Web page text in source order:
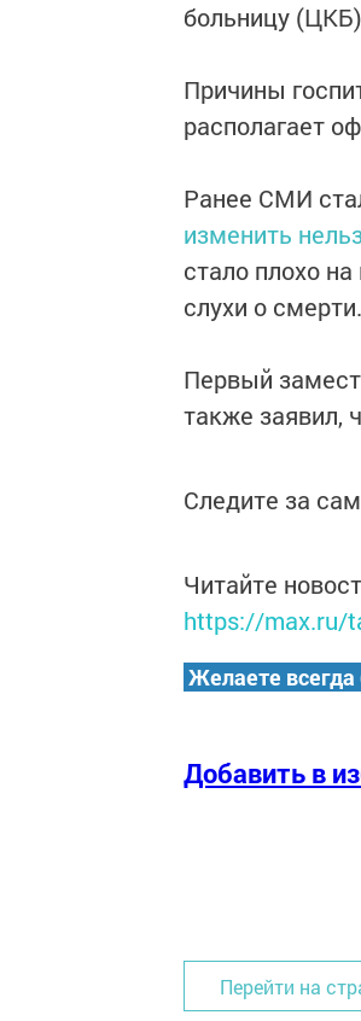
больницу
Причины
располагает
Ранее СМИ
изменить
стало плохо
слухи о смерти.
Первый
также заявил,
Следите за
Читайте
https://max.ru/
Желаете всегда
Добавить в
Перейти на